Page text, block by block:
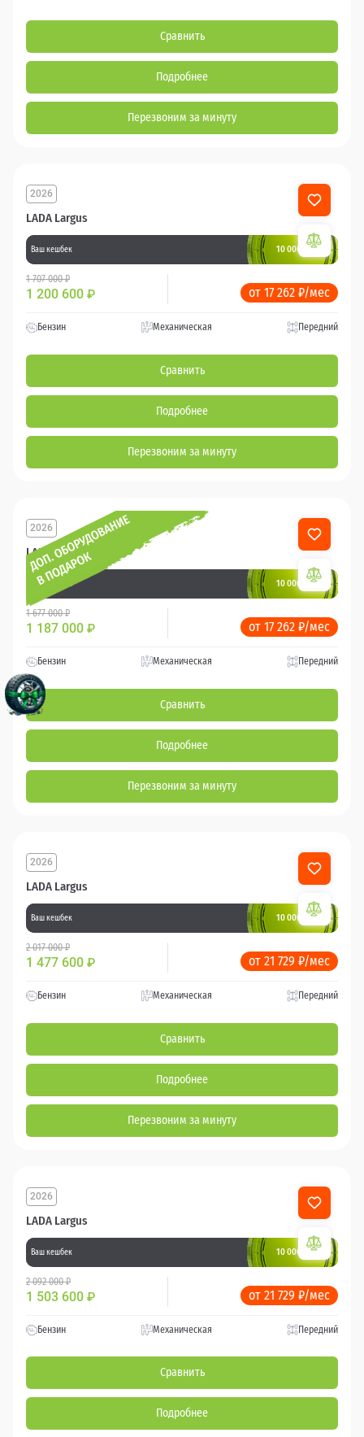
Сравнить
Подробнее
Перезвоним за минуту
LADA Largus
2026
Ваш кешбек 10 000 баллов
1 707 000 ₽
1 200 600 ₽ от 17 262 ₽/мес
Бензин Механическая Передний
Сравнить
Подробнее
Перезвоним за минуту
LADA Largus
2026
Ваш кешбек 10 000 баллов
1 677 000 ₽
1 187 000 ₽ от 17 262 ₽/мес
Бензин Механическая Передний
Сравнить
Подробнее
Перезвоним за минуту
LADA Largus
2026
Ваш кешбек 10 000 баллов
2 017 000 ₽
1 477 600 ₽ от 21 729 ₽/мес
Бензин Механическая Передний
Сравнить
Подробнее
Перезвоним за минуту
LADA Largus
2026
Ваш кешбек 10 000 баллов
2 092 000 ₽
1 503 600 ₽ от 21 729 ₽/мес
Бензин Механическая Передний
Сравнить
Подробнее